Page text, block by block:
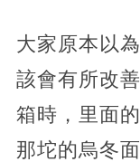
大家原本以
該會有所改
箱時，里面
那坨的烏冬